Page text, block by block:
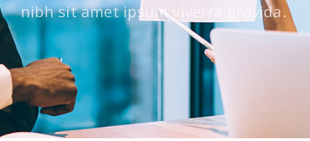
nibh sit amet ipsum viverra gravida.